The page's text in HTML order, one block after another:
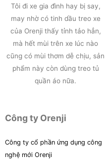
Tôi đi xe gia đình hay bị say,
may nhờ có tinh dầu treo xe
của Orenji thấy tỉnh tảo hẳn,
mà hết mùi trên xe lúc nào
cũng có mùi thơm dễ chịu, sản
phẩm này còn dùng treo tủ
quần áo nữa.
Công ty Orenji
Công ty cổ phần ứng dụng công
nghệ mới Orenji